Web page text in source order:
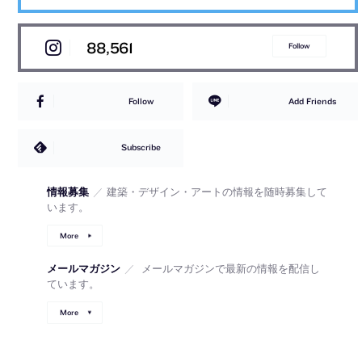
88,561 Follow
Follow Add Friends
Subscribe
情報募集 ／ 建築・デザイン・アートの情報を随時募集して
います。
More
メールマガジン ／
メールマガジンで最新の情報を配信し
ています。
More